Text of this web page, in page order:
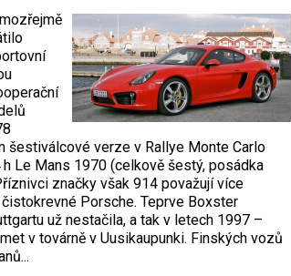
verze v Rallye Monte Carlo
Le Mans 1970 (celkově šestý, posádka
značky však 914 považují více
Porsche. Teprve Boxster
už nestačila, a tak v letech 1997 –
v továrně v Uusikaupunki. Finských vozů